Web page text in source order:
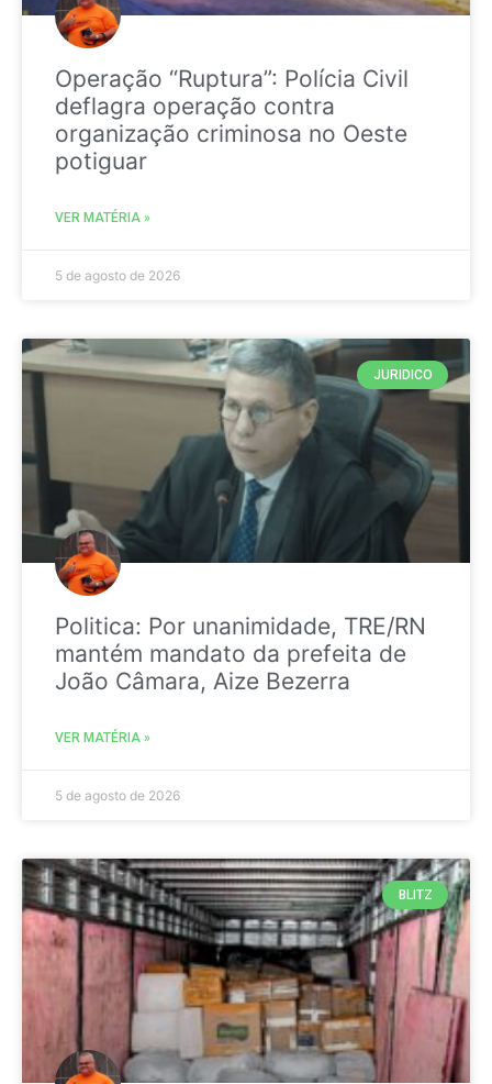
Operação “Ruptura”: Polícia Civil
deflagra operação contra
organização criminosa no Oeste
potiguar
VER MATÉRIA »
5 de agosto de 2026
JURIDICO
Politica: Por unanimidade, TRE/RN
mantém mandato da prefeita de
João Câmara, Aize Bezerra
VER MATÉRIA »
5 de agosto de 2026
BLITZ